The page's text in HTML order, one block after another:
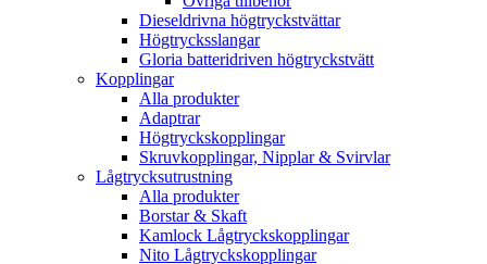
Dieseldrivna högtryckstvättar
Högtrycksslangar
Gloria batteridriven högtryckstvätt
Kopplingar
Alla produkter
Adaptrar
Högtryckskopplingar
Skruvkopplingar, Nipplar & Svirvlar
Lågtrycksutrustning
Alla produkter
Borstar & Skaft
Kamlock Lågtryckskopplingar
Nito Lågtryckskopplingar